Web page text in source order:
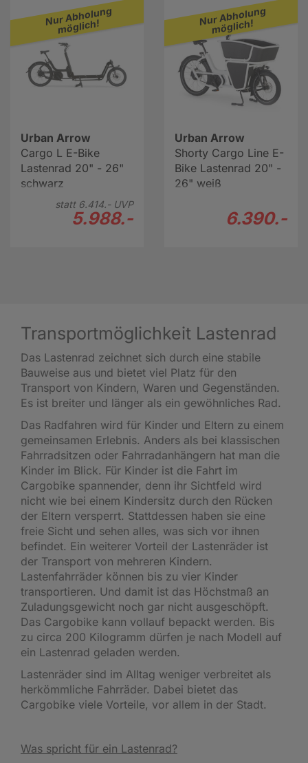
Einzug gehalten. Denn diese Drahtelefanten sind als E-
Version mit elektronischer Unterstützung erhältlich. Vor
allem in der Stadt bietet ein Lastenrad eine
umweltfreundliche Alternative zum Auto. Stau ist kein
Thema mehr.
Hier geht es weiter zur Lastenrad/Cargobike Beratung
Nur Abholung
möglich!
Urban Arrow
Cargo L E-Bike
Lastenrad 20" - 26"
schwarz
statt 6.414.-UVP
5.988.-
Nur Abholung
möglich!
Urban Arrow
Shorty Cargo Line E-
Bike Lastenrad 20" -
26" weiß
6.390.-
Transportmöglichkeit Lastenrad
Das Lastenrad zeichnet sich durch eine stabile
Bauweise aus und bietet viel Platz für den
Transport von Kindern, Waren und Gegenständen.
Es ist breiter und länger als ein gewöhnliches Rad.
Das Radfahren wird für Kinder und Eltern zu einem
gemeinsamen Erlebnis. Anders als bei klassischen
Fahrradsitzen oder Fahrradanhängern hat man die
Kinder im Blick. Für Kinder ist die Fahrt im
Cargobike spannender, denn ihr Sichtfeld wird
nicht wie bei einem Kindersitz durch den Rücken
der Eltern versperrt. Stattdessen haben sie eine
freie Sicht und sehen alles, was sich vor ihnen
befindet. Ein weiterer Vorteil der Lastenräder ist
der Transport von mehreren Kindern.
Lastenfahrräder können bis zu vier Kinder
transportieren. Und damit ist das Höchstmaß an
Zuladungsgewicht noch gar nicht ausgeschöpft.
Das Cargobike kann vollauf bepackt werden. Bis
zu circa 200 Kilogramm dürfen je nach Modell auf
ein Lastenrad geladen werden.
Lastenräder sind im Alltag weniger verbreitet als
herkömmliche Fahrräder. Dabei bietet das
Cargobike viele Vorteile, vor allem in der Stadt.
Was spricht für ein Lastenrad?